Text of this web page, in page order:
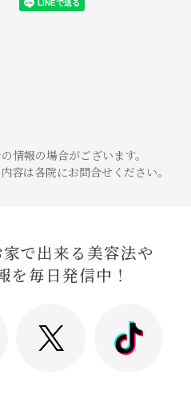
情報の場合がございます。
容は各院にお問合せください。
で出来る美容法や
を毎日発信中！